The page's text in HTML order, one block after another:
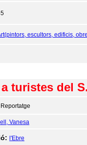
escultors, edificis,
turistes del
Reportatge
Vanesa
l'Ebre